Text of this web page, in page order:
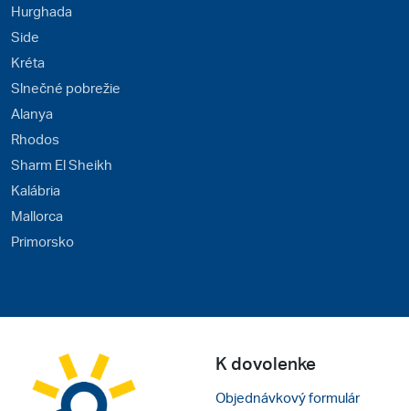
Hurghada
Side
Kréta
Slnečné pobrežie
Alanya
Rhodos
Sharm El Sheikh
Kalábria
Mallorca
Primorsko
K dovolenke
Objednávkový formulár